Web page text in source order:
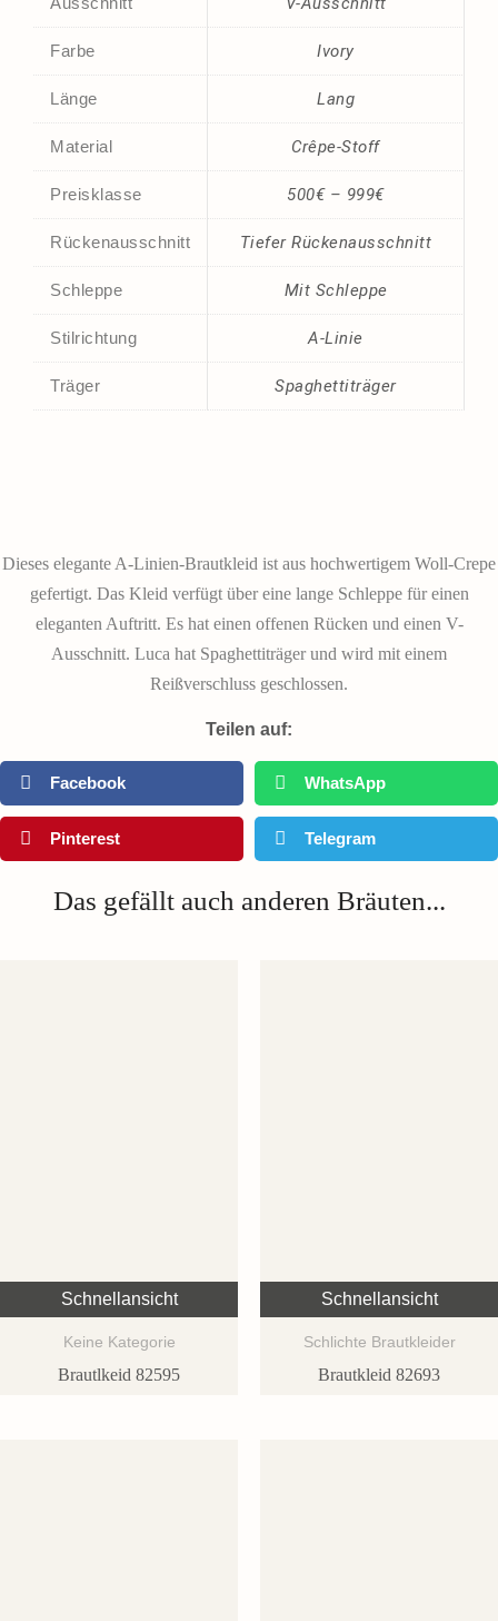
Farbe Ivory
Länge Lang
Material Crêpe-Stoff
Preisklasse 500€ – 999€
Rückenausschnitt Tiefer Rückenausschnitt
Schleppe Mit Schleppe
Stilrichtung A-Linie
Träger Spaghettiträger
Dieses elegante A-Linien-Brautkleid ist aus hochwertigem Woll-Crepe
gefertigt. Das Kleid verfügt über eine lange Schleppe für einen
eleganten Auftritt. Es hat einen offenen Rücken und einen V-
Ausschnitt. Luca hat Spaghettiträger und wird mit einem
Reißverschluss geschlossen.
Teilen auf:
Facebook WhatsApp
Pinterest Telegram
Das gefällt auch anderen Bräuten...
Schnellansicht
Keine Kategorie
Brautlkeid 82595
Schnellansicht
Schlichte Brautkleider
Brautkleid 82693